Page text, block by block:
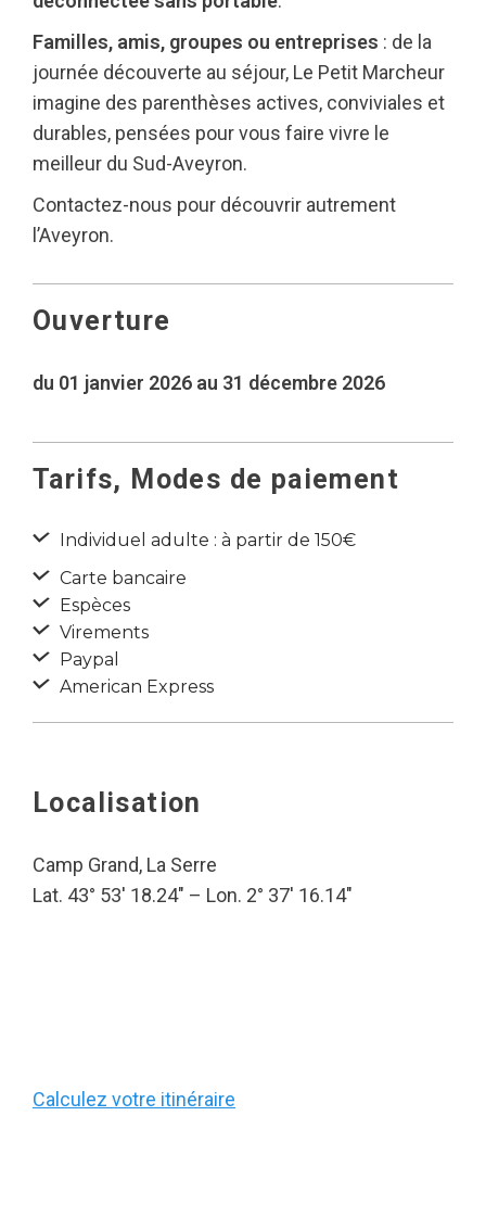
Familles, amis, groupes ou entreprises : de la
journée découverte au séjour, Le Petit Marcheur
imagine des parenthèses actives, conviviales et
durables, pensées pour vous faire vivre le
meilleur du Sud-Aveyron.
Contactez-nous pour découvrir autrement
l’Aveyron.
Ouverture
du 01 janvier 2026 au 31 décembre 2026
Tarifs, Modes de paiement
Individuel adulte : à partir de 150€
Carte bancaire
Espèces
Virements
Paypal
American Express
Localisation
Camp Grand, La Serre
Lat. 43° 53′ 18.24″ – Lon. 2° 37′ 16.14″
Calculez votre itinéraire